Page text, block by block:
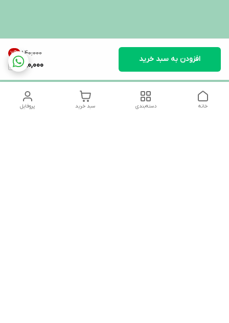
۸۴۰٬۰۰۰ 7%
780,000
افزودن به سبد خرید
پروفایل سبد خرید دسته‌بندی خانه